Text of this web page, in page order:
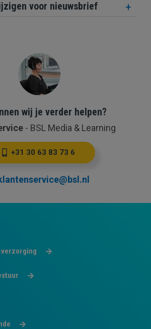
voor nieuwsbrief
wij je verder helpen?
- BSL Media & Learning
+31 30 63 83 73 6